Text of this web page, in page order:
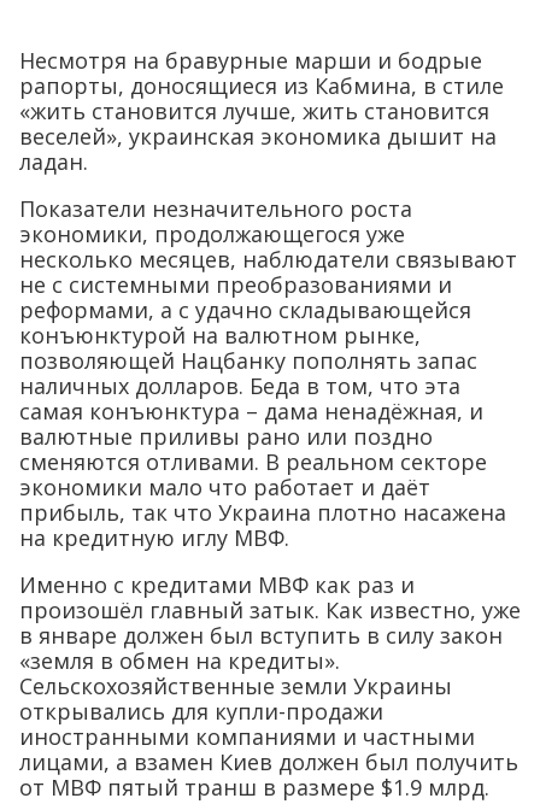
Несмотря на бравурные марши и бодрые
рапорты, доносящиеся из Кабмина, в стиле
«жить становится лучше, жить становится
веселей», украинская экономика дышит на
ладан.
Показатели незначительного роста
экономики, продолжающегося уже
несколько месяцев, наблюдатели связывают
не с системными преобразованиями и
реформами, а с удачно складывающейся
конъюнктурой на валютном рынке,
позволяющей Нацбанку пополнять запас
наличных долларов. Беда в том, что эта
самая конъюнктура – дама ненадёжная, и
валютные приливы рано или поздно
сменяются отливами. В реальном секторе
экономики мало что работает и даёт
прибыль, так что Украина плотно насажена
на кредитную иглу МВФ.
Именно с кредитами МВФ как раз и
произошёл главный затык. Как известно, уже
в январе должен был вступить в силу закон
«земля в обмен на кредиты».
Сельскохозяйственные земли Украины
открывались для купли-продажи
иностранными компаниями и частными
лицами, а взамен Киев должен был получить
от МВФ пятый транш в размере $1.9 млрд.